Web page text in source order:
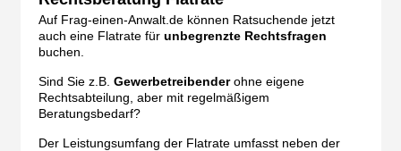
Auf Frag-einen-Anwalt.de können Ratsuchende jetzt
auch eine Flatrate für unbegrenzte Rechtsfragen
buchen.
Sind Sie z.B. Gewerbetreibenderohne eigene
Rechtsabteilung, aber mit regelmäßigem
Beratungsbedarf?
Der Leistungsumfang der Flatrate umfasst neben der